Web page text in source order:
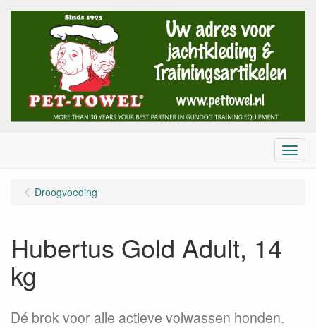
Menu
Droogvoeding
Hubertus Gold Adult, 14
kg
Dé brok voor alle actieve volwassen honden.